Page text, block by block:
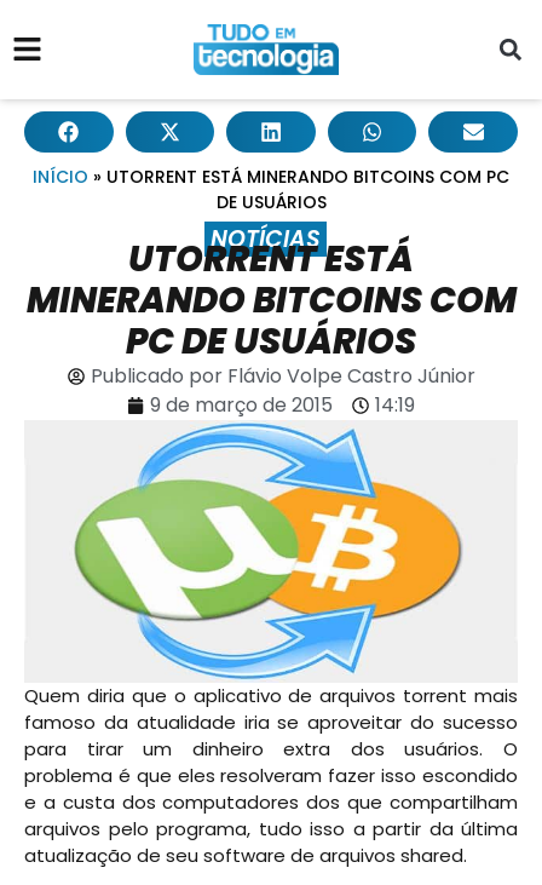
INÍCIO » UTORRENT ESTÁ MINERANDO BITCOINS COM PC
DE USUÁRIOS
NOTÍCIAS
UTORRENT ESTÁ
MINERANDO BITCOINS COM
PC DE USUÁRIOS
Publicado porFlávio Volpe Castro Júnior
9 de março de 2015
14:19
Quem diria que o aplicativo de arquivos torrent mais
famoso da atualidade iria se aproveitar do sucesso
para tirar um dinheiro extra dos usuários. O
problema é que eles resolveram fazer isso escondido
e a custa dos computadores dos que compartilham
arquivos pelo programa, tudo isso a partir da última
atualização de seu software de arquivos shared.